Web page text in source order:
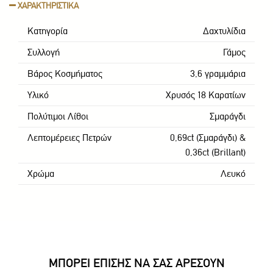
ΧΑΡΑΚΤΗΡΙΣΤΙΚΑ
Κατηγορία Δαxτυλίδια
Συλλογή Γάμος
Βάρος Κοσμήματος 3,6 γραμμάρια
Υλικό Χρυσός 18 Καρατίων
Πολύτιμοι Λίθοι Σμαράγδι
Λεπτομέρειες Πετρών
0,69ct (Σμαράγδι) &
0,36ct (Brillant)
Χρώμα Λευκό
ΜΠΟΡΕΊ ΕΠΊΣΗΣ ΝΑ ΣΑΣ ΑΡΈΣΟΥΝ